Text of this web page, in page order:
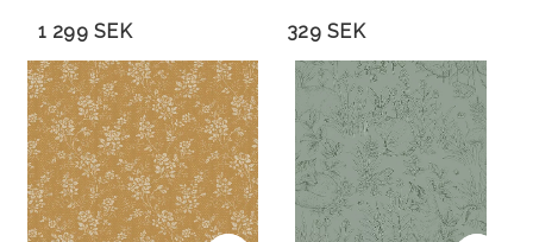
1 299 SEK 329 SEK